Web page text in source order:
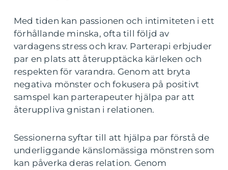
Med tiden kan passionen och intimiteten i ett
förhållande minska, ofta till följd av
vardagens stress och krav. Parterapi erbjuder
par en plats att återupptäcka kärleken och
respekten för varandra. Genom att bryta
negativa mönster och fokusera på positivt
samspel kan parterapeuter hjälpa par att
återuppliva gnistan i relationen.
Sessionerna syftar till att hjälpa par förstå de
underliggande känslomässiga mönstren som
kan påverka deras relation. Genom